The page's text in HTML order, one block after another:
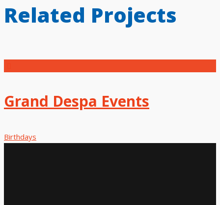
Related Projects
Grand Despa Events
Birthdays